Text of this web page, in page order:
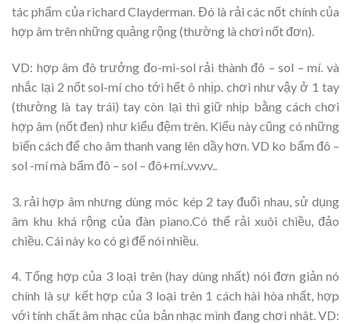
tác phẩm của richard Clayderman. Đó là rải các nốt chính của
hợp âm trên những quảng rộng (thường là chơi nốt đơn).
VD: hợp âm đô trưởng đo-mi-sol rải thành đô – sol – mí. và
nhắc lại 2 nốt sol-mí cho tới hết ô nhịp. chơi như vậy ở 1 tay
(thường là tay trái) tay còn lại thì giữ nhịp bằng cách chơi
hợp âm (nốt đen) như kiểu đệm trên. Kiểu này cũng có những
biến cách để cho âm thanh vang lên dầy hơn. VD ko bấm đô –
sol -mí mà bấm đô – sol – đô+mí..vv.vv..
3. rải hợp âm nhưng dùng móc kép 2 tay đuổi nhau, sử dụng
âm khu khá rộng của đàn piano.Có thể rải xuôi chiều, đảo
chiều. Cái này ko có gì để nói nhiều.
4. Tổng hợp của 3 loại trên (hay dùng nhất) nói đơn giản nó
chính là sự kết hợp của 3 loại trên 1 cách hài hòa nhất, hợp
với tính chất âm nhạc của bản nhạc mình đang chơi nhât. VD: